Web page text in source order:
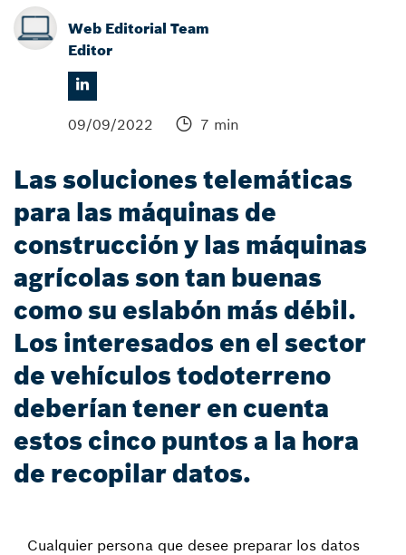
Web Editorial Team
Editor
09/09/2022 7 min
Las soluciones telemáticas
para las máquinas de
construcción y las máquinas
agrícolas son tan buenas
como su eslabón más débil.
Los interesados en el sector
de vehículos todoterreno
deberían tener en cuenta
estos cinco puntos a la hora
de recopilar datos.
Cualquier persona que desee preparar los datos